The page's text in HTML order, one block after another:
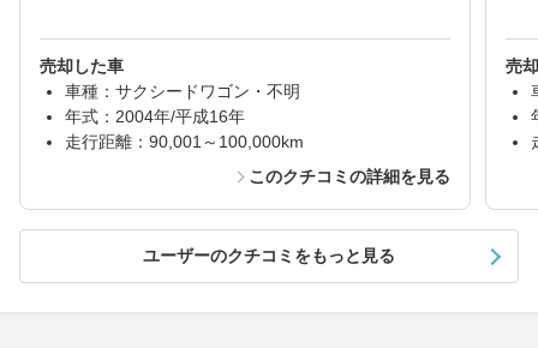
売却した車
車種：サクシードワゴン・不明
年式：2004年/平成16年
走行距離：90,001～100,000km
このクチコミの詳細を見る
売
ユーザーのクチコミをもっと見る